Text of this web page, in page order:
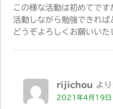
この様な活動は初めてです
活動しながら勉強できれば
どうぞよろしくお願いいた
rijichou よ
2021年4月19